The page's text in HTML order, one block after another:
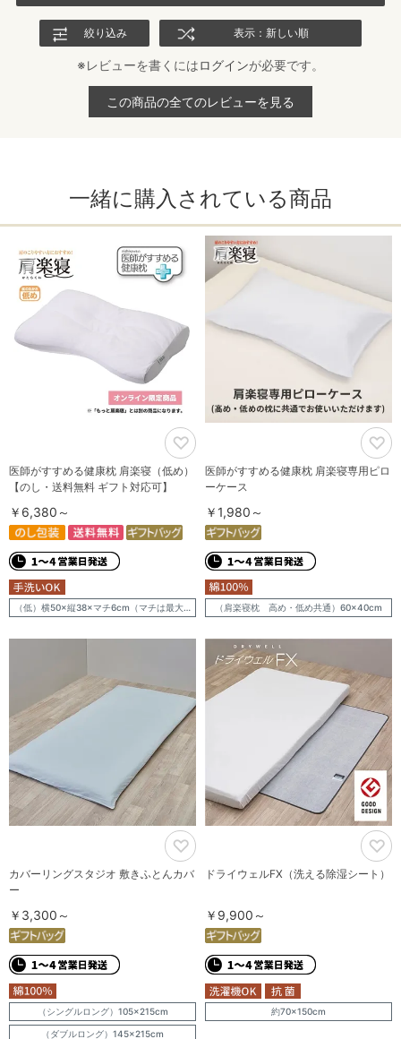
絞り込み 表示：新しい順
※レビューを書くにはログインが必要です。
この商品の全てのレビューを見る
一緒に購入されている商品
医師がすすめる健康枕 肩楽寝（低め）
【のし・送料無料 ギフト対応可】
￥6,380～
（低）横50×縦38×マチ6cm（マチは最大幅の高さです）
医師がすすめる健康枕 肩楽寝専用ピロ
ーケース
￥1,980～
（肩楽寝枕 高め・低め共通）60×40cm
カバーリングスタジオ 敷きふとんカバ
ー
￥3,300～
（シングルロング）105×215cm
（ダブルロング）145×215cm
ドライウェルFX（洗える除湿シート）
￥9,900～
約70×150cm